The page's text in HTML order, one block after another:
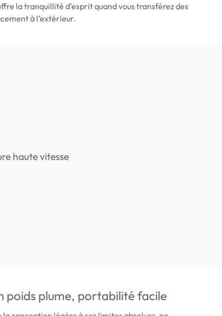
la tranquillité d’esprit quand vous transférez des
à l’extérieur.
poids plume, portabilité facile